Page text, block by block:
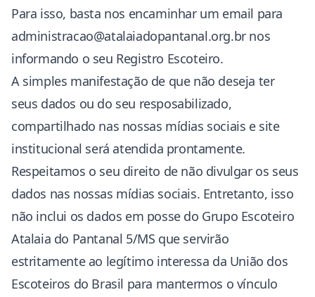
Para isso, basta nos encaminhar um email para
administracao@atalaiadopantanal.org.brnos
informando o seu Registro Escoteiro.
A simples manifestação de que não deseja ter
seus dados ou do seu resposabilizado,
compartilhado nas nossas mídias sociais e site
institucional será atendida prontamente.
Respeitamos o seu direito de não divulgar os seus
dados nas nossas mídias sociais. Entretanto, isso
não inclui os dados em posse do Grupo Escoteiro
Atalaia do Pantanal 5/MS que servirão
estritamente ao legítimo interessa da União dos
Escoteiros do Brasil para mantermos o vínculo